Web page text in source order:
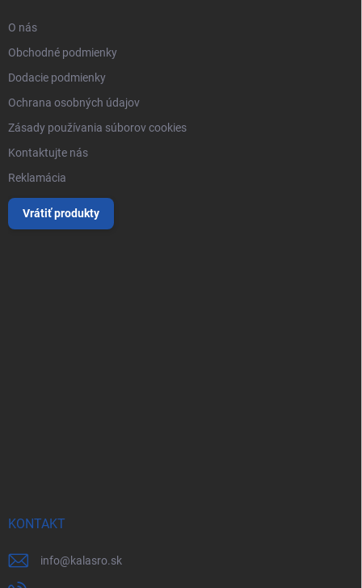
O nás
Obchodné podmienky
Dodacie podmienky
Ochrana osobných údajov
Zásady používania súborov cookies
Kontaktujte nás
Reklamácia
Vrátiť produkty
KONTAKT
info@kalasro.sk